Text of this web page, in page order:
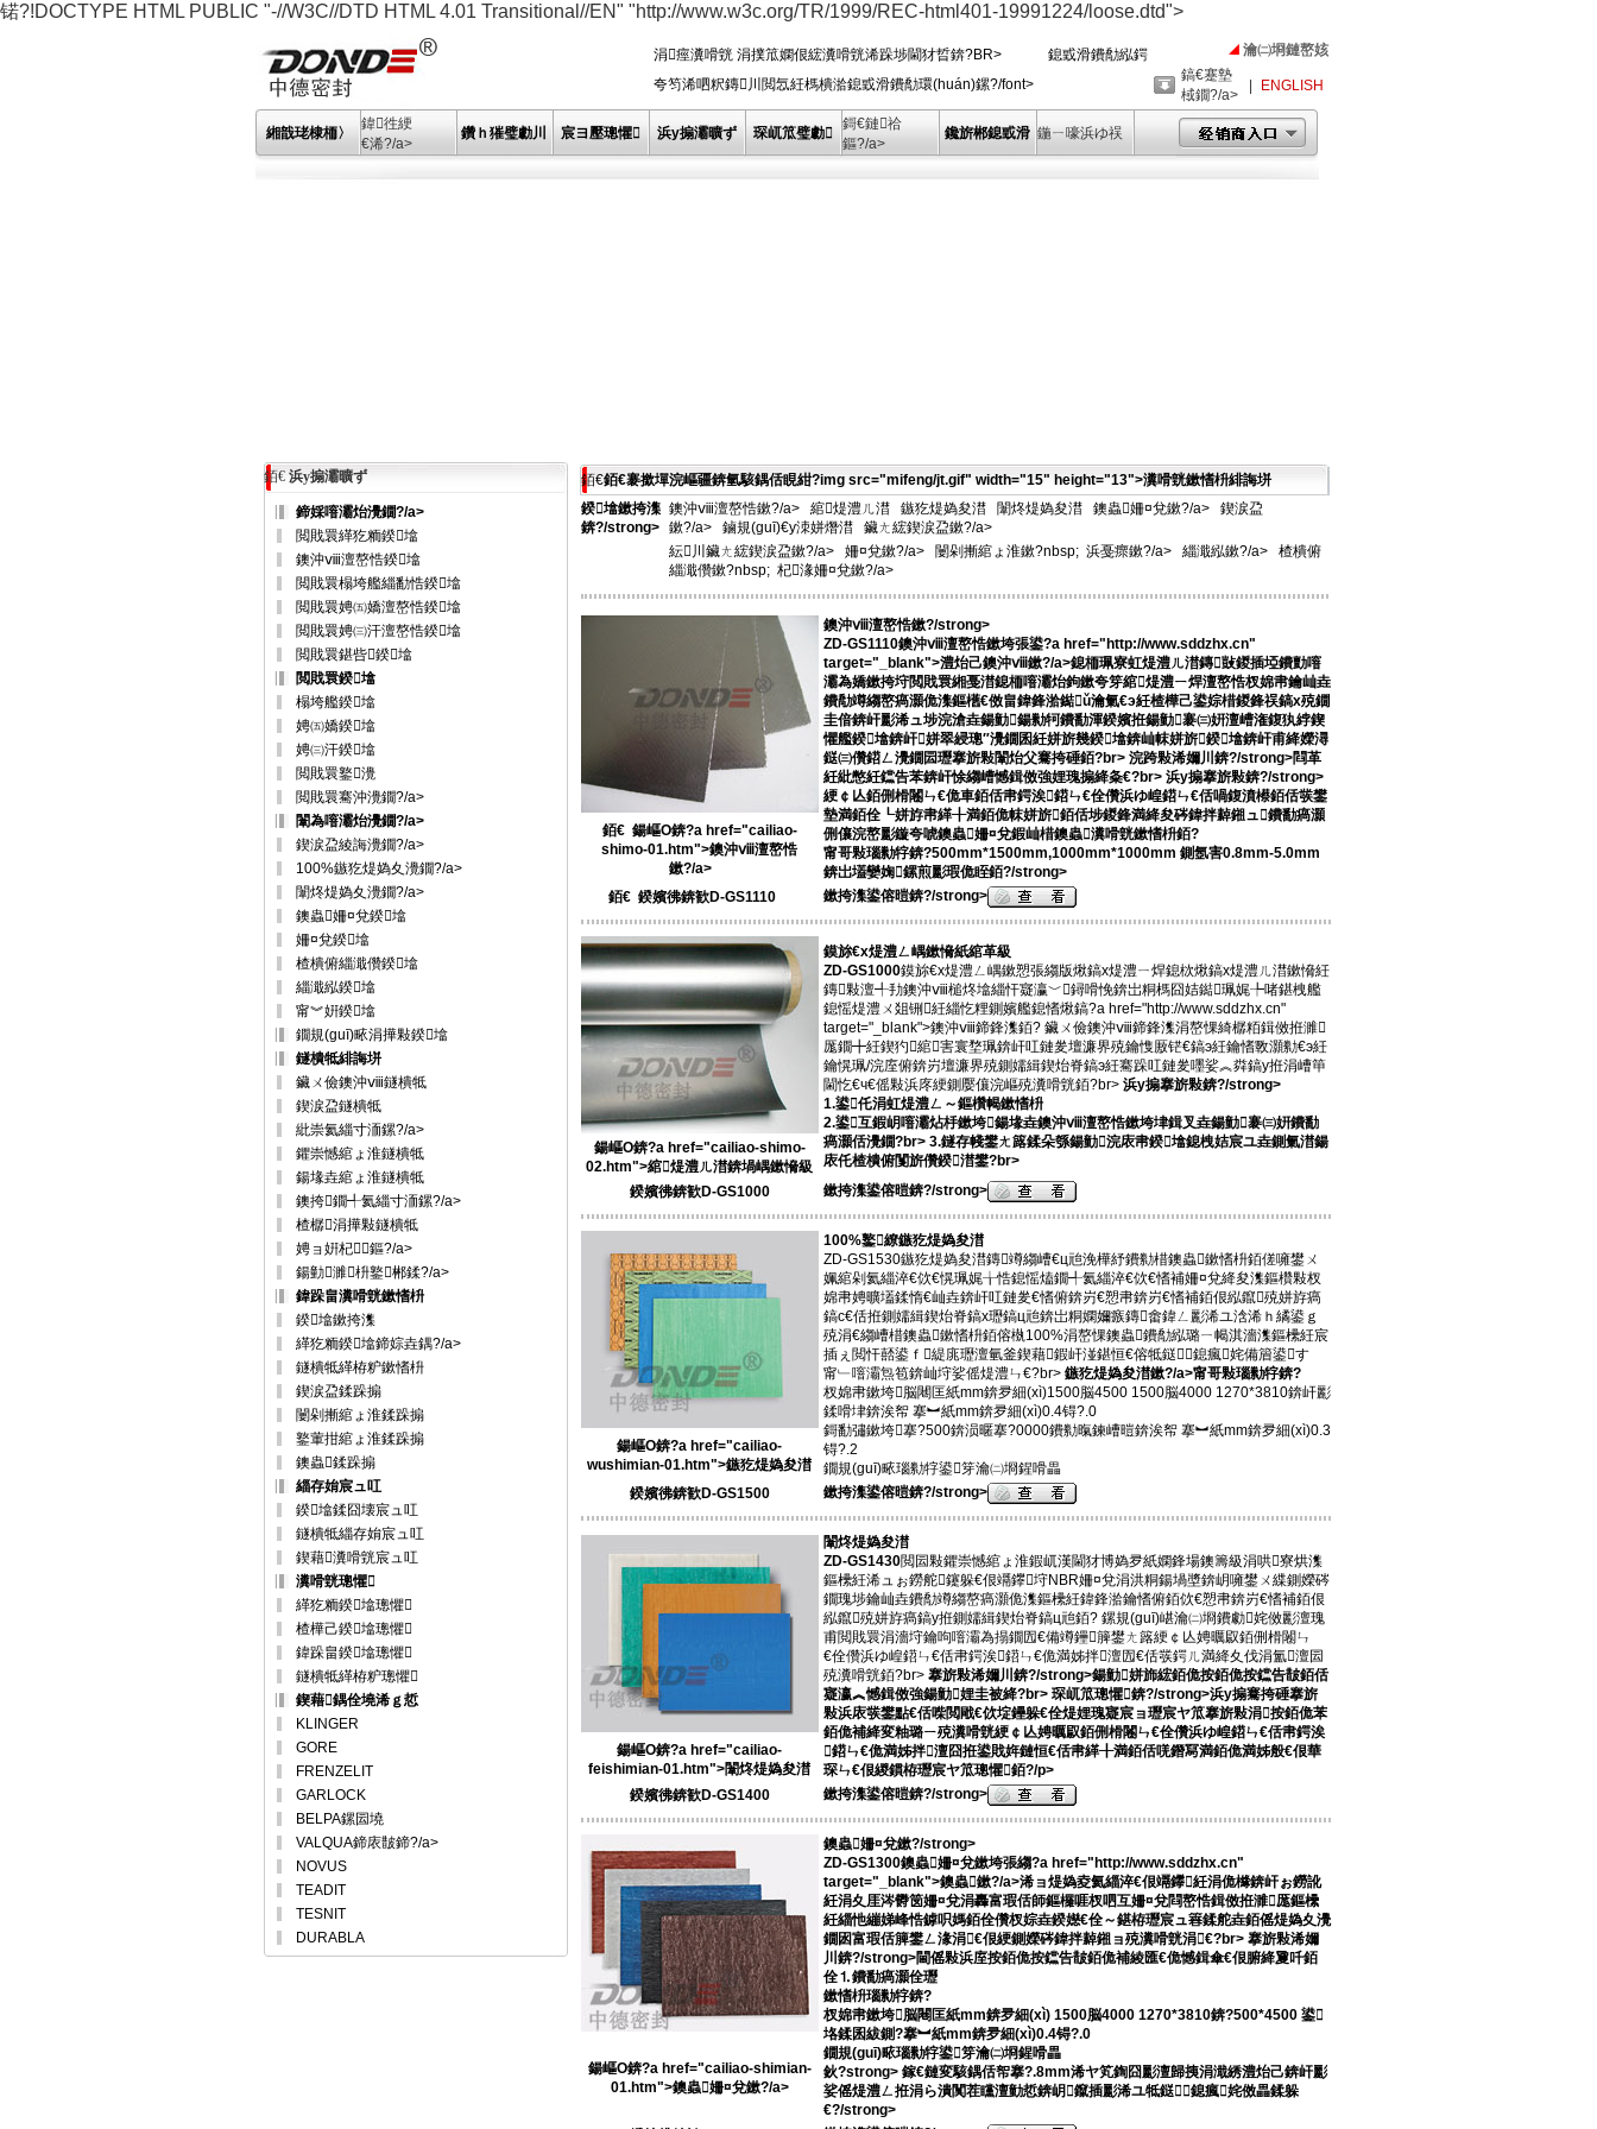
锘?!DOCTYPE HTML PUBLIC "-//W3C//DTD HTML 4.01 Transitional//EN" "http://www.w3c.org/TR/1999/REC-html401-19991224/loose.dtd">
涓痙瀵嗗皝 涓撲笟嫻佷綋瀵嗗皝浠跺埗閫犲晢錛?BR> 鎴戜滑鐨勪紭鍔
夸笉浠呬粎鏄川閲忥紝榪樻湁鎴戜滑鐨勪環(huán)鏍?/font>
瀹㈡埛鏈嶅姟
鎬€蹇墊
棫鐗?/a>
ENGLISH
緗戠珯棣栭〉
鍏徃綆
€浠?/a>
鑽ｈ獕璧勮川 宸ヨ壓璁懼 浜у搧灞曠ず 琛屼笟璧勮
鎶€鏈祫
鏂?/a>
鑱旂郴鎴戜滑 鍦ㄧ嚎浜ゆ祦
銆€ 浜у搧灞曠ず
鍗婇噾灞炲灚鐗?/a>
閲戝睘緙犵粫鍨墖
鐭沖ⅷ澶嶅悎鍨墖
閲戝睘榻垮艦緇勫悎鍨墖
閲戝睘娉㈤嬌澶嶅悎鍨墖
閲戝睘娉㈢汗澶嶅悎鍨墖
閲戝睘鍖呰鍨墖
閲戝睘鍨墖
榻垮艦鍨墖
娉㈤嬌鍨墖
娉㈢汗鍨墖
閲戝睘鐜灚
閲戝睘騫沖灚鐗?/a>
闈為噾灞炲灚鐗?/a>
鍥涙盁綾誨灚鐗?/a>
100%鏃犵煶媯夊灚鐗?/a>
闈炵煶媯夊灚鐗?/a>
鐭蟲姍¤兌鍨墖
姍¤兌鍨墖
楂樻俯緇濈儹鍨墖
緇濈紭鍨墖
甯︾姸鍨墖
鐗規(guī)畩涓撶敤鍨墖
鐩樻牴緋誨垪
鑶ㄨ儉鐭沖ⅷ鐩樻牴
鍥涙盁鐩樻牴
紕崇氦緇寸洏鏍?/a>
鑺崇憾綰ょ淮鐩樻牴
鍚堟垚綰ょ淮鐩樻牴
鐭挎鐗╃氦緇寸洏鏍?/a>
楂樼涓撶敤鐩樻牴
娉ョ姸杞～鏂?/a>
鍚勭濉枡鐜郴鍒?/a>
鍏跺畠瀵嗗皝鏉愭枡
鍨墖鏉挎潗
緙犵粫鍨墖鍗婃垚鍝?/a>
鐩樻牴緙栫粐鏉愭枡
鍥涙盁鍒跺搧
闄剁摲綰ょ淮鍒跺搧
鐜葷拑綰ょ淮鍒跺搧
鐭蟲鍒跺搧
緇存姢宸ュ叿
鍨墖鍒囧壊宸ュ叿
鐩樻牴緇存姢宸ュ叿
鍥藉瀵嗗皝宸ュ叿
瀵嗗皝璁懼
緙犵粫鍨墖璁懼
楂樺己鍨墖璁懼
鍏跺畠鍨墖璁懼
鐩樻牴緙栫粐璁懼
鍥藉鍝佺墝浠ｇ悊
KLINGER
GORE
FRENZELIT
GARLOCK
BELPA鏍囩墝
VALQUA鍗庡皵鍗?/a>
NOVUS
TEADIT
TESNIT
DURABLA
銆€銆€褰撳墠浣嶇疆錛氫駭鍝佸睍紺?img src="mifeng/jt.gif" width="15" height="13">瀵嗗皝鏉愭枡緋誨垪
鍨墖鏉挎潗
錛?/strong>
鐭沖ⅷ澶嶅悎鏉?/a> 綰煶澧ㄦ澘 鏃犵煶媯夋澘 闈炵煶媯夋澘 鐭蟲姍¤兌鏉?/a> 鍥涙盁
鏉?/a> 鏀規(guī)€у洓姘熸澘 鑶ㄤ綋鍥涙盁鏉?/a>
紜川鑶ㄤ綋鍥涙盁鏉?/a> 姍¤兌鏉?/a> 闄剁摲綰ょ淮鏉?nbsp; 浜戞瘝鏉?/a> 緇濈紭鏉?/a> 楂樻俯
緇濈儹鏉?nbsp; 杞湪姍¤兌鏉?/a>
鐭沖ⅷ澶嶅悎鏉?/strong>
ZD-GS1110鐭沖ⅷ澶嶅悎鏉垮張鍙?a href="http://www.sddzhx.cn"
target="_blank">澧炲己鐭沖ⅷ鏉?/a>鎴栭珮寮虹煶澧ㄦ澘鏄敱鍐插埡鐨勯噾
灞為嬌鏉挎垨閲戝睘緗戞澘鎴栭噾灞炲鉤鏉夸笌綰煶澧ㄧ焊澶嶅悎杈婂帇鑰屾垚
鐨勪竴縐嶅瘑灝佹潗鏂欍€傚畠鍏鋒湁鐑ǔ瀹氭€э紝楂樺己鍙婃棤鍐鋒祦鎬х殑鐗
圭偣錛屽彲浠ュ埗浣滄垚鍚勭鍚勬牱鐨勫渾鍨嬪拰鍚勭褰㈢姸澶嶆潅鍑犱綍鍥
懼艦鍨墖錛屽姘翠綅璁″灚鐗囷紝姘旂幾鍨墖錛屾帓姘旂鍨墖錛屽甫絳嬫潯
鎹㈢儹鍣ㄥ灚鐗囩瓑搴旂敤闈炲父騫挎硾銆?br> 浣跨敤浠嬭川錛?/strong>閰革
紝紕憋紝钂告苯錛屽悇縐嶆憾鍓傚強娌瑰搧絳夈€?br> 浜у搧搴旂敤錛?/strong>
綆￠亾銆侀榾闂ㄣ€佹車銆佸帇鍔涘鍣ㄣ€佺儹浜ゆ崲鍣ㄣ€佸喎鍑濆櫒銆佸彂鐢
墊満銆佺┖姘斿帇緙╂満銆佹帓姘旂銆佸埗鍐鋒満絳夋硶鍏拌繛鎺ュ鐨勫瘑灝
侀儴浣嶅彲鏇夸唬鐭蟲姍¤兌鍜屾棤鐭蟲瀵嗗皝鏉愭枡銆?
甯哥敤瑙勬牸錛?500mm*1500mm,1000mm*1000mm 鍘氬害0.8mm-5.0mm
錛岀壒孌婅鏍煎彲瑕佹眰銆?/strong>
銆€ 鍚嶇О錛?a href="cailiao-
shimo-01.htm">鐭沖ⅷ澶嶅悎
鏉?/a>
銆€ 鍨嬪彿錛歓D-GS1110
鏉挎潗鍙傛暟錛?/strong>
鏌旀€х煶澧ㄥ嵎鏉愶紙綰革級
ZD-GS1000鏌旀€х煶澧ㄥ嵎鏉愬張縐版煍鎬х煶澧ㄧ焊鎴栨煍鎬х煶澧ㄦ澘鏉愶紝
鏄敤澶╃劧鐭沖ⅷ槌炵墖緇忓寲瀛﹀鐞嗗悗錛岀粡榪囧姞鐑珮娓╄啫鍖栧艦
鎴愮煶澧ㄨ爼铏紝緇忔粴鍘嬪艦鎴愭煍鎬?a href="http://www.sddzhx.cn"
target="_blank">鐭沖ⅷ鍗鋒潗銆? 鑶ㄨ儉鐭沖ⅷ鍗鋒潗涓嶅惈綺樼粨鍓傚拰濉
厖鐗╋紝鍥犳綰害寰堥珮錛屽叿鏈夎壇濂界殑鑰愯厫铓€鎬э紝鑰愭斁灝勬€э紝
鑰愰珮/浣庢俯錛岃壇濂界殑鍘嬬緝鍥炲脊鎬э紝騫跺叿鏈夎嚜娑︽粦鎬у拰涓嶆笚
閫忔€ч€傜敤浜庝綆鍘嬮儴浣嶇殑瀵嗗皝銆?br> 浜у搧搴旂敤錛?/strong>
1.鍙仛涓虹煶澧ㄥ～鏂欑幆鏉愭枡
2.鍙互鍜岄噾灞炶杽鏉垮鍚堟垚鐭沖ⅷ澶嶅悎鏉垮垏鍓叉垚鍚勭褰㈢姸鐨勫
瘑灝佸灚鐗?br> 3.鐩存帴鐢ㄤ簬鍒朵綔鍚勭浣庡帇鍨墖鎴栧姞宸ユ垚鍘氭澘鍚
庡仛楂樻俯闅旂儹鍨澘鐢?br>
鍚嶇О錛?a href="cailiao-shimo-
02.htm">綰煶澧ㄦ澘錛堝嵎鏉愶級
鍨嬪彿錛歓D-GS1000
鏉挎潗鍙傛暟錛?/strong>
100%鐜繚鏃犵煶媯夋澘
ZD-GS1530鏃犵煶媯夋澘鏄竴縐嶆€ц兘浼樺紓鐨勬棤鐭蟲鏉愭枡銆傞噰鐢ㄨ
姵綰剁氦緇淬€佽€愰珮娓╁悎鎴愮熆鐗╃氦緇淬€佽€愭補姍¤兌絳夋潗鏂欑敤杈
婂帇娉曠壒鍒惰€屾垚錛屽叿鏈夎€愭俯錛岃€愬帇錛岃€愭補銆佷紭鑹殑姘斿瘑
鎬с€佸拰鍘嬬緝鍥炲脊鎬х瓑鎬ц兘錛岀粡嫻嬭瘯鏄畬鍏ㄥ彲浠ユ浛浠ｈ繘鍙ｇ
殑涓€縐嶆棤鐭蟲鏉愭枡銆傛槸100%涓嶅惈鐭蟲鐨勪紭璐ㄧ幆淇濇潗鏂欙紝宸
插ぇ閲忓嚭鍙ｆ緹庣瓑澶氫釜鍥藉鍜屽湴鍖恒€傛牴鎹鎴瘋姹備篃鍙す
甯﹂噾灞炰笣錛屾垨娑傜煶澧ㄣ€?br> 鏃犵煶媯夋澘鏉?/a>甯哥敤瑙勬牸錛?
杈婂帇鏉垮脳闀匡紙mm錛夛細(xì)1500脳4500 1500脳4000 1270*3810錛屽彲
鍒嗗垏錛涘帤 搴︼紙mm錛夛細(xì)0.4锝?.0
鎶勫彇鏉垮搴?500錛涢暱搴?0000鐨勬暣鍊嶆暟錛涘帤 搴︼紙mm錛夛細(xì)0.3
锝?.2
鐗規(guī)畩瑙勬牸鍙笌瀹㈡埛鍟嗗畾
鍚嶇О錛?a href="cailiao-
wushimian-01.htm">鏃犵煶媯夋澘
鍨嬪彿錛歓D-GS1500
鏉挎潗鍙傛暟錛?/strong>
闈炵煶媯夋澘
ZD-GS1430閲囩敤鑺崇憾綰ょ淮鍜屼漢閫犲博媯夛紙嫻鋒場鐭籌級涓哄寮烘潗
鏂欙紝浠ュぉ鐒舵鑳躲€佷竵鑻垨NBR姍¤兌涓洪粡鍚堝墏錛岄噰鐢ㄨ緤鍘嬫硶
鐗瑰埗鑰屾垚鐨勪竴縐嶅瘑灝佹潗鏂欙紝鍏鋒湁鑰愭俯銆佽€愬帇錛岃€愭補銆佷
紭鑹殑姘斿瘑鎬у拰鍘嬬緝鍥炲脊鎬ц兘銆? 鏍規(guī)嵁瀹㈡埛鐨勮姹傚彲澶瑰
甫閲戝睘涓濇垨鑰呴噾灞為搨鐗囥€備竴鑸簲鐢ㄤ簬綆￠亾娉曞叞銆侀榾闂ㄣ
€佺儹浜ゆ崲鍣ㄣ€佸帇鍔涘鍣ㄣ€佹満姊拌澶囥€佸彂鍔ㄦ満絳夊伐涓氳澶囩
殑瀵嗗皝銆?br> 搴旂敤浠嬭川錛?/strong>鍚勭姘斾綋銆佹按銆佹按钂告皵銆佸
寲瀛︽憾鍓傚強鍚勭娌圭被絳?br> 琛屼笟璁懼錛?/strong>浜у搧騫挎硾搴旂
敤浜庡彂鐢點€佸喍閲戙€佽埞鑸躲€佺煶娌瑰寲宸ョ瓑宸ヤ笟搴旂敤涓按銆佹苯
銆佹補絳変粙璐ㄧ殑瀵嗗皝綆￠亾娉曞叞銆侀榾闂ㄣ€佺儹浜ゆ崲鍣ㄣ€佸帇鍔涘
鍣ㄣ€佹満姊拌澶囧拰鍙戝姩鏈恒€佸帇緙╂満銆佸唴鐕冩満銆佹満姊般€佷華
琛ㄣ€佷緵鏆栫瓑宸ヤ笟璁懼銆?/p>
鍚嶇О錛?a href="cailiao-
feishimian-01.htm">闈炵煶媯夋澘
鍨嬪彿錛歓D-GS1400
鏉挎潗鍙傛暟錛?/strong>
鐭蟲姍¤兌鏉?/strong>
ZD-GS1300鐭蟲姍¤兌鏉垮張縐?a href="http://www.sddzhx.cn"
target="_blank">鐭蟲鏉?/a>浠ョ煶媯夌氦緇淬€佷竵鑻紝涓佹櫞錛屽ぉ鐒訛
紝涓夊厓涔欎笝姍¤兌涓轟富瑕佸師鏂欏啀杈呬互姍¤兌閰嶅悎鍓傚拰濉厖鏂欙
紝緇忚繃娣峰悎鎼呮媽銆佺儹杈婃垚鍨嬨€佺～鍖栫瓑宸ュ簭鍒舵垚銆傜煶媯夊灚
鐗囦富瑕佸簲鐢ㄥ湪涓€佷綆鍘嬫硶鍏拌繛鎺ョ殑瀵嗗皝涓€?br> 搴旂敤浠嬭
川錛?/strong>閫傜敤浜庢按銆佹按钂告皵銆佹補綾匯€佹憾鍓傘€佷腑絳夐吀銆
佺⒈鐨勫瘑灝佺瓑
鏉愭枡瑙勬牸錛?
杈婂帇鏉垮脳闀匡紙mm錛夛細(xì) 1500脳4000 1270*3810錛?500*4500 鍙
垎鍒囷紱鍘?搴︼紙mm錛夛細(xì)0.4锝?.0
鐗規(guī)畩瑙勬牸鍙笌瀹㈡埛鍟嗗畾
鈥?strong> 鎵€鏈変駭鍝佸帤搴?.8mm浠ヤ笂鍧囧彲澶歸挗涓濈綉澧炲己錛屽彲
娑傜煶澧ㄥ拰涓ら潰闃茬矘澶勭悊錛岄鑹插彲浠ユ牴鎹鎴瘋姹傚畾鍒躲
€?/strong>
鍚嶇О錛?a href="cailiao-shimian-
01.htm">鐭蟲姍¤兌鏉?/a>